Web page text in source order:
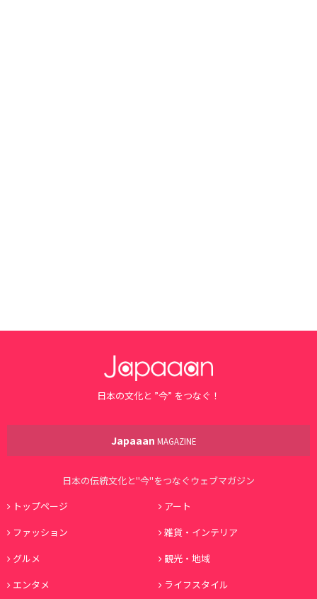
日本の文化と ”今” をつなぐ！
Japaaan MAGAZINE
日本の伝統文化と"今"をつなぐウェブマガジン
トップページ
アート
ファッション
雑貨・インテリア
グルメ
観光・地域
エンタメ
ライフスタイル